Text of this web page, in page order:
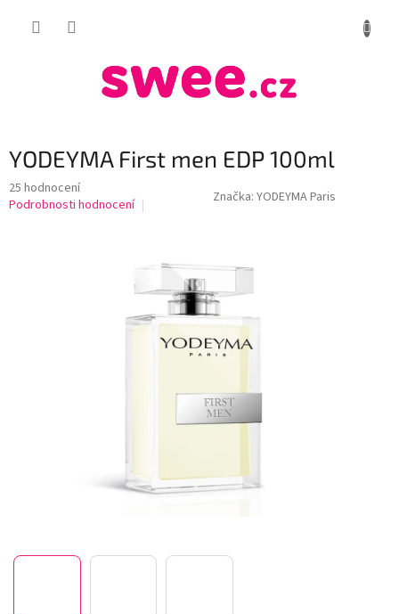
YODEYMA First men EDP 100ml
Průměrné
hodnocení
25 hodnocení
Podrobnosti hodnocení
Značka: YODEYMA Paris